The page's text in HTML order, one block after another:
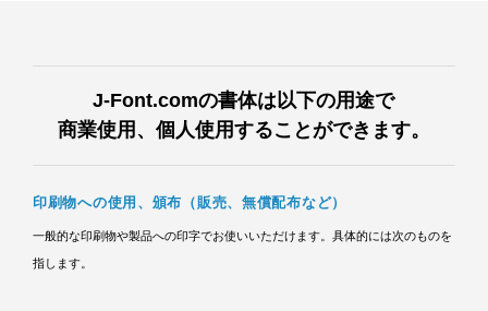
J-Font.comの書体は以下の用途で
商業使用、個人使用することができます。
印刷物への使用、頒布（販売、無償配布など）
一般的な印刷物や製品への印字でお使いいただけます。具体的には次のものを
指します。